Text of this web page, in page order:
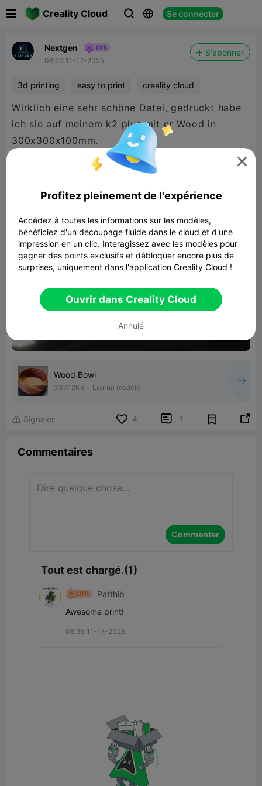
Creality Cloud   Se connecter
Nextgen
08:20 11-17-2025
S'abonner
3d printing easy to print creality cloud
Wirklich eine sehr schöne Datei, gedruckt habe
ich sie auf meinem k2 plus mit cr Wood in
300x300x100mm.
Meine Freundin ist begeistert von der Schale!

480P LD
Wood Bowl
337.12KB Lier un modèle
 Signaler 4  1 
Commentaires
Commenter
Tout est chargé.(1)
Patthib
Awesome print!
08:35 11-17-2025

Profitez pleinement de l'expérience
Accédez à toutes les informations sur les modèles,
bénéficiez d'un découpage fluide dans le cloud et d'une
impression en un clic. Interagissez avec les modèles pour
gagner des points exclusifs et débloquer encore plus de
surprises, uniquement dans l'application Creality Cloud !
Ouvrir dans Creality Cloud
Annulé